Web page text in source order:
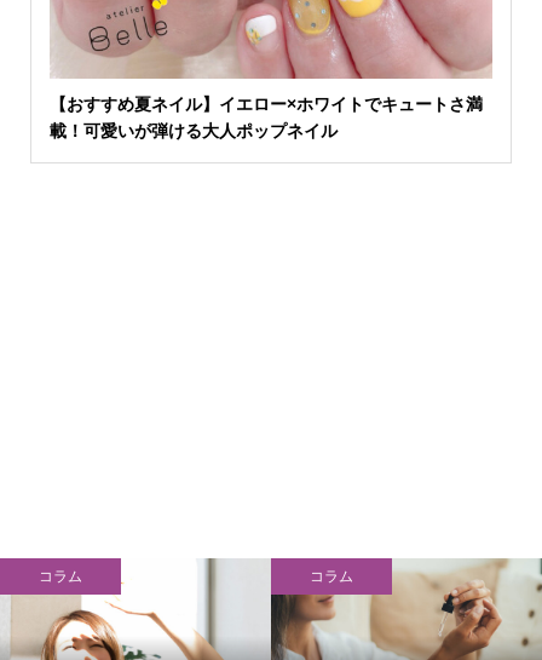
【おすすめ夏ネイル】イエロー×ホワイトでキュートさ満
載！可愛いが弾ける大人ポップネイル
コラム コラム